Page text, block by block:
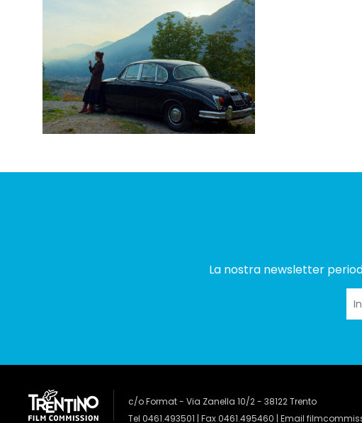
La nostra newsletter
c/o Format - Via Zanella 10/2 - 38122 Trento
Tel 0461.493501 | Fax 0461.495460 | Email